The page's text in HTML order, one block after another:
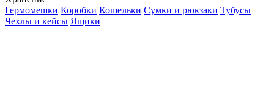
Гермомешки Коробки Кошельки Сумки и рюкзаки Тубусы
Чехлы и кейсы Ящики